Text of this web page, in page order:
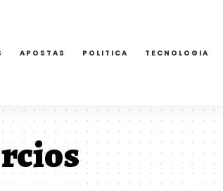
APOSTAS POLITICA TECNOLOGIA